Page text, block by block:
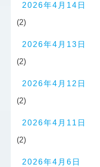
2026年4月14日
(2)
2026年4月13日
(2)
2026年4月12日
(2)
2026年4月11日
(2)
2026年4月6日